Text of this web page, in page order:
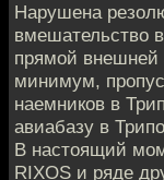
Нарушена
вмешательство
прямой
минимум,
наемников в
авиабазу в
В настоящий
RIXOS и ряде